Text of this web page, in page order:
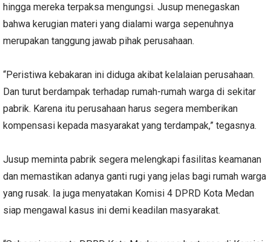
hingga mereka terpaksa mengungsi. Jusup menegaskan
bahwa kerugian materi yang dialami warga sepenuhnya
merupakan tanggung jawab pihak perusahaan.
“Peristiwa kebakaran ini diduga akibat kelalaian perusahaan.
Dan turut berdampak terhadap rumah-rumah warga di sekitar
pabrik. Karena itu perusahaan harus segera memberikan
kompensasi kepada masyarakat yang terdampak,” tegasnya.
Jusup meminta pabrik segera melengkapi fasilitas keamanan
dan memastikan adanya ganti rugi yang jelas bagi rumah warga
yang rusak. Ia juga menyatakan Komisi 4 DPRD Kota Medan
siap mengawal kasus ini demi keadilan masyarakat.